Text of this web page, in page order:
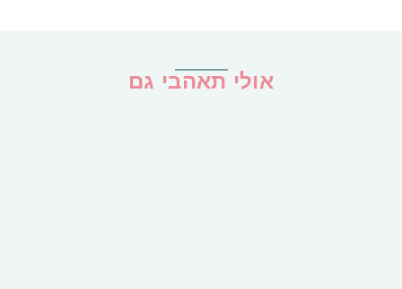
אולי תאהבי גם